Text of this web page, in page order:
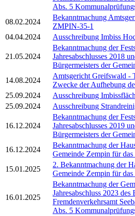
Abs. 5
08.02.2024
Bekanntmachung
ZMPIN-35-1
04.04.2024
Ausschreibung Imbiss
21.05.2024
Bekanntmachung der
Jahresabschlusses 2018
Bürgermeisters der
14.08.2024
Amtsgericht Greifswald -
Zwecke der Aufhebung
25.09.2024
Ausschreibung
25.09.2024
Ausschreibung
16.12.2024
Bekanntmachung der
Jahresabschlusses 2019
Bürgermeisters der
16.12.2024
Bekanntmachung der
Gemeinde Zempin für
15.01.2025
2. Bekanntmachung der
Gemeinde Zempin für
16.01.2025
Bekanntmachung der
Jahresabschluss 2023 des
Fremdenverkehrsamt
Abs. 5